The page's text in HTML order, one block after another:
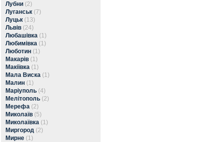
Лубни (2)
Луганськ (7)
Луцьк (13)
Львів (24)
Любашівка (1)
Любимівка (1)
Люботин (1)
Макарів (1)
Макіївка (1)
Мала Виска (1)
Малин (1)
Маріуполь (4)
Мелітополь (2)
Мерефа (2)
Миколаїв (5)
Миколаївка (1)
Миргород (2)
Мирне (1)